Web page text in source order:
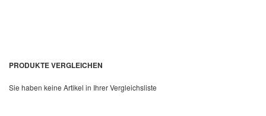
PRODUKTE VERGLEICHEN
Sie haben keine Artikel in Ihrer Vergleichsliste